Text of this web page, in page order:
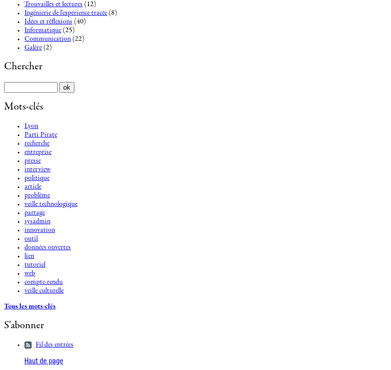
Trouvailles et lectures (12)
Ingénierie de l'expérience tracée (8)
Idées et réflexions (40)
Informatique (25)
Communication (22)
Galère (2)
Chercher
Mots-clés
Lyon
Parti Pirate
recherche
entreprise
presse
interview
politique
article
problème
veille technologique
partage
sysadmin
innovation
outil
données ouvertes
lien
tutoriel
web
compte-rendu
veille culturelle
Tous les mots-clés
S'abonner
Fil des entrées
Haut de page